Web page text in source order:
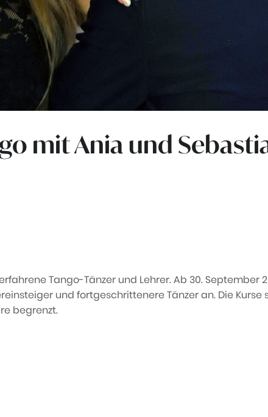
mit Ania und
Tango-Tänzer und Lehrer. Ab 30.
und fortgeschrittenere Tänzer an. Die
begrenzt.